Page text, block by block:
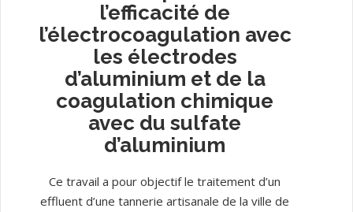
l’efficacité de
l’électrocoagulation avec
les électrodes
d’aluminium et de la
coagulation chimique
avec du sulfate
d’aluminium
Ce travail a pour objectif le traitement d’un
effluent d’une tannerie artisanale de la ville de